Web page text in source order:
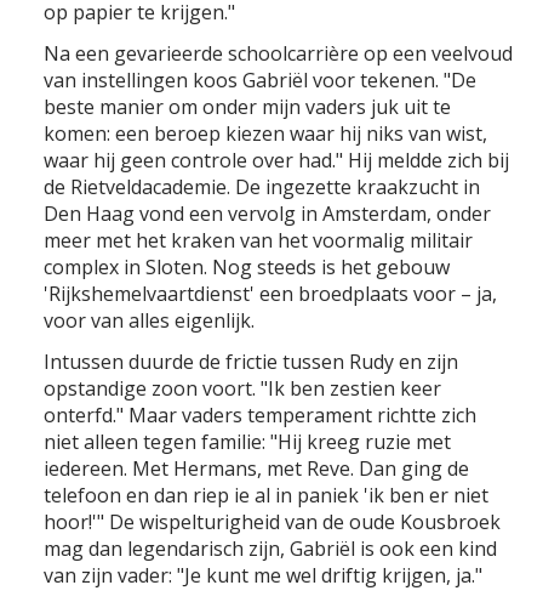
op papier te krijgen."
Na een gevarieerde schoolcarrière op een veelvoud
van instellingen koos Gabriël voor tekenen. "De
beste manier om onder mijn vaders juk uit te
komen: een beroep kiezen waar hij niks van wist,
waar hij geen controle over had." Hij meldde zich bij
de Rietveldacademie. De ingezette kraakzucht in
Den Haag vond een vervolg in Amsterdam, onder
meer met het kraken van het voormalig militair
complex in Sloten. Nog steeds is het gebouw
'Rijkshemelvaartdienst' een broedplaats voor – ja,
voor van alles eigenlijk.
Intussen duurde de frictie tussen Rudy en zijn
opstandige zoon voort. "Ik ben zestien keer
onterfd." Maar vaders temperament richtte zich
niet alleen tegen familie: "Hij kreeg ruzie met
iedereen. Met Hermans, met Reve. Dan ging de
telefoon en dan riep ie al in paniek 'ik ben er niet
hoor!'" De wispelturigheid van de oude Kousbroek
mag dan legendarisch zijn, Gabriël is ook een kind
van zijn vader: "Je kunt me wel driftig krijgen, ja."